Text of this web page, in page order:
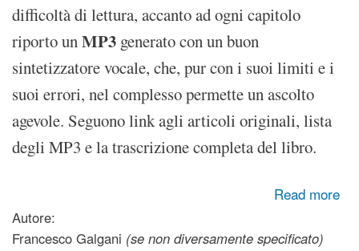
difficoltà di lettura, accanto ad ogni capitolo
riporto unMP3 generato con un buon
sintetizzatore vocale, che, pur con i suoi limiti e i
suoi errori, nel complesso permette un ascolto
agevole. Seguono link agli articoli originali, lista
degli MP3 e la trascrizione completa del libro.
Read more
about Per il bene della pace. Sette sentieri verso l'armonia
Autore:
Francesco Galgani (se non diversamente specificato)